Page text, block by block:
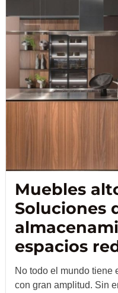
Muebles
Soluciones
espacios
No todo el mundo tiene
con gran amplitud. Sin